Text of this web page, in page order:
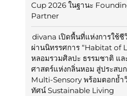
Cup 2026 ในฐานะ
Partner
divana เปิดพื้นที่แห่งการใช้ชี
ผ่านนิทรรศการ “Habitat of
หลอมรวมศิลปะ ธรรมชาติ แล
ศาสตร์แห่งกลิ่นหอม สู่ประสบ
Multi-Sensory พร้อมตอกย้ำ
ทัศน์ Sustainable Living